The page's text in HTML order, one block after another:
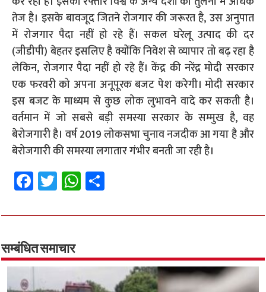
तेज है। इसके बावजूद जितने रोजगार की जरूरत है, उस अनुपात
में रोजगार पैदा नहीं हो रहे हैं। सकल घरेलू उत्पाद की दर
(जीडीपी) बेहतर इसलिए है क्योंकि निवेश से व्यापार तो बढ़ रहा है
लेकिन, रोजगार पैदा नहीं हो रहे हैं। केंद्र की नरेंद्र मोदी सरकार
एक फरवरी को अपना अनूपूरक बजट पेश करेगी। मोदी सरकार
इस बजट के माध्यम से कुछ लोक लुभावने वादे कर सकती है।
वर्तमान में जो सबसे बड़ी समस्या सरकार के सम्मुख है, वह
बेरोजगारी है। वर्ष 2019 लोकसभा चुनाव नजदीक आ गया है और
बेरोजगारी की समस्या लगातार गंभीर बनती जा रही है।
Fa
ce
b
o
o
k
T
wi
tt
er
W
h
at
p
p
ar
सम्बंधित समाचार